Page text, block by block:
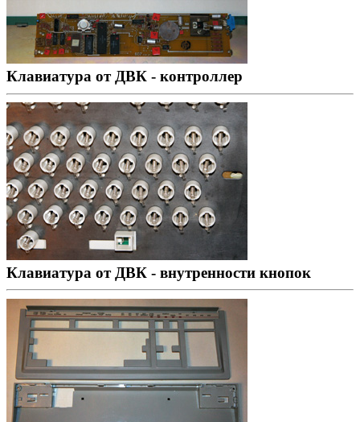
Клавиатура от ДВК - контроллер
Клавиатура от ДВК - внутренности кнопок